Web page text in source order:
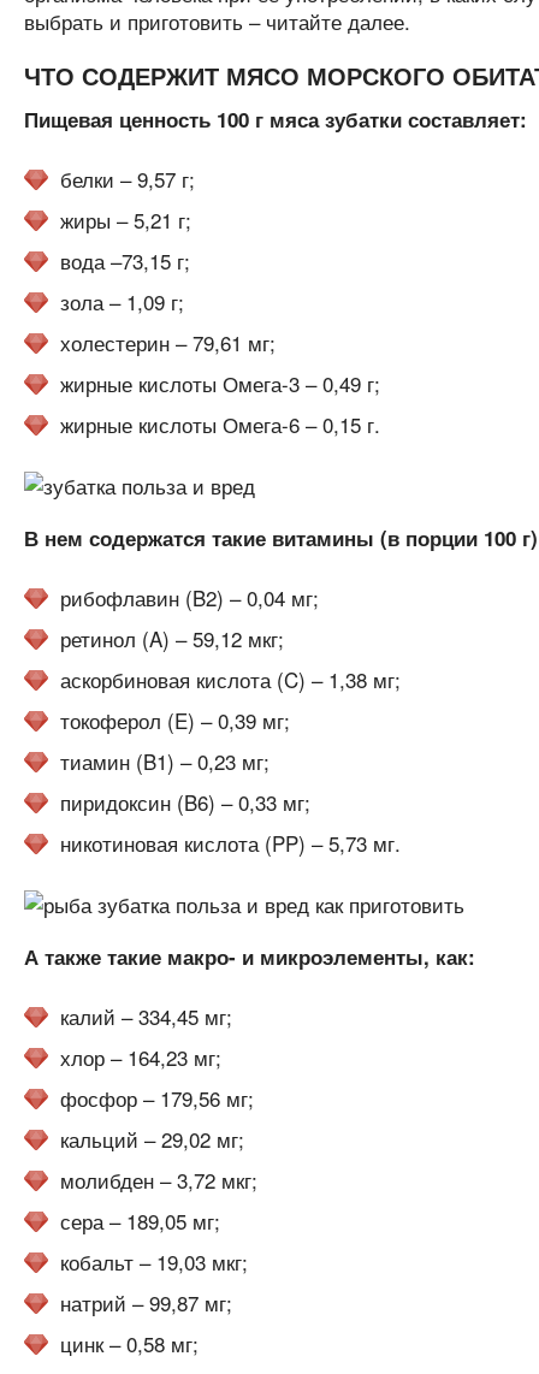
выбрать и приготовить – читайте далее.
ЧТО СОДЕРЖИТ МЯСО МОРСКОГО
Пищевая ценность 100 г мяса зубатки составляет:
белки – 9,57 г;
жиры – 5,21 г;
вода –73,15 г;
зола – 1,09 г;
холестерин – 79,61 мг;
жирные кислоты Омега-3 – 0,49 г;
жирные кислоты Омега-6 – 0,15 г.
В нем содержатся такие витамины (в порции 100
рибофлавин (B2) – 0,04 мг;
ретинол (A) – 59,12 мкг;
аскорбиновая кислота (C) – 1,38 мг;
токоферол (E) – 0,39 мг;
тиамин (B1) – 0,23 мг;
пиридоксин (B6) – 0,33 мг;
никотиновая кислота (PP) – 5,73 мг.
А также такие макро- и микроэлементы, как:
калий – 334,45 мг;
хлор – 164,23 мг;
фосфор – 179,56 мг;
кальций – 29,02 мг;
молибден – 3,72 мкг;
сера – 189,05 мг;
кобальт – 19,03 мкг;
натрий – 99,87 мг;
цинк – 0,58 мг;